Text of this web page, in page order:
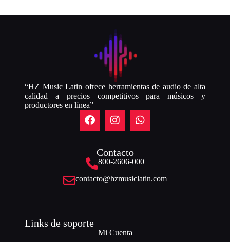
“HZ Music Latin ofrece herramientas de audio de alta
calidad a precios competitivos para músicos y
productores en línea”
Contacto
800-2606-000
contacto@hzmusiclatin.com
Links de soporte
Mi Cuenta